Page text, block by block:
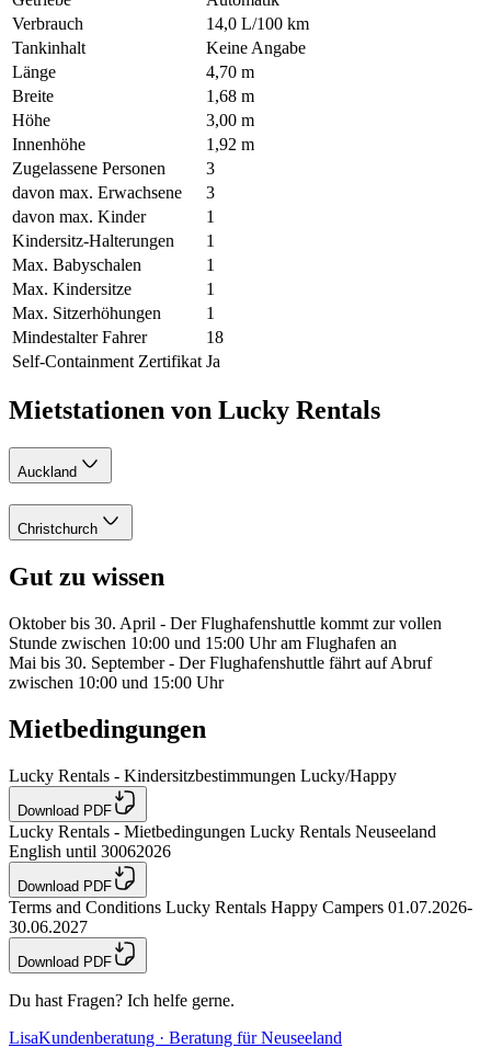
Verbrauch
14,0 L/100 km
Tankinhalt
Keine Angabe
Länge
4,70 m
Breite
1,68 m
Höhe
3,00 m
Innenhöhe
1,92 m
Zugelassene Personen
3
davon max. Erwachsene
3
davon max. Kinder
1
Kindersitz-Halterungen
1
Max. Babyschalen
1
Max. Kindersitze
1
Max. Sitzerhöhungen
1
Mindestalter Fahrer
18
Self-Containment Zertifikat Ja
Mietstationen von Lucky Rentals
Auckland
Christchurch
Gut zu wissen
Oktober bis 30. April - Der Flughafenshuttle kommt zur vollen
Stunde zwischen 10:00 und 15:00 Uhr am Flughafen an
Mai bis 30. September - Der Flughafenshuttle fährt auf Abruf
zwischen 10:00 und 15:00 Uhr
Mietbedingungen
Lucky Rentals - Kindersitzbestimmungen Lucky/Happy
Download PDF
Lucky Rentals - Mietbedingungen Lucky Rentals Neuseeland
English until 30062026
Download PDF
Terms and Conditions Lucky Rentals Happy Campers 01.07.2026-
30.06.2027
Download PDF
Du hast Fragen? Ich helfe gerne.
LisaKundenberatung · Beratung für Neuseeland